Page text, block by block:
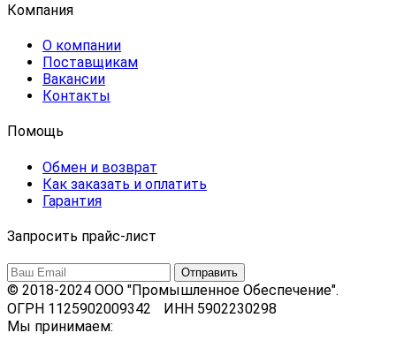
Компания
О компании
Поставщикам
Вакансии
Контакты
Помощь
Обмен и возврат
Как заказать и оплатить
Гарантия
Запросить прайс-лист
© 2018-2024 ООО "Промышленное Обеспечение".
ОГРН 1125902009342 ИНН 5902230298
Мы принимаем: